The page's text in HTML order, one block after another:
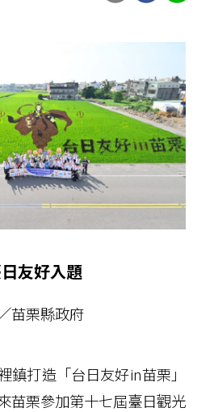
友好入題
苗栗縣政府
鎮打造「台日友好in苗栗」
苗栗參加第十七屆臺日觀光